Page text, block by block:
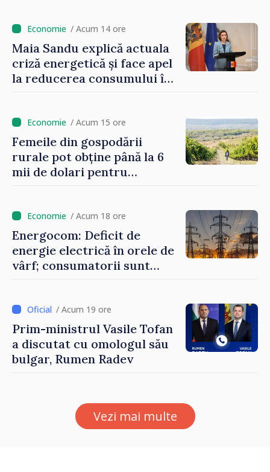
/ Acum 14 ore
Maia Sandu explică actuala
criză energetică și face apel
la reducerea consumului în
un nivel mai mic”
/ Acum 15 ore
Femeile din gospodării
rurale pot obține până la 6
mii de dolari pentru
/ Acum 18 ore
Energocom: Deficit de
energie electrică în orele de
vârf; consumatorii sunt
/ Acum 19 ore
Prim-ministrul Vasile Tofan
a discutat cu omologul său
bulgar, Rumen Radev
Vezi mai multe